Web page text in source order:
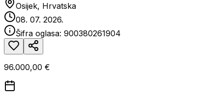
Osijek, Hrvatska
08. 07. 2026.
Šifra oglasa: 900380261904
96.000,00 €